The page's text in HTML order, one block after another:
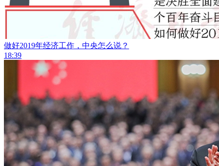
做好2019年经济工作，中央怎么说？
18:39